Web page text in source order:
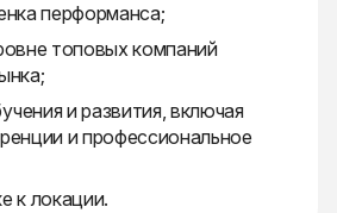
перформанса;
топовых компаний
и развития, включая
и профессиональное
к локации.